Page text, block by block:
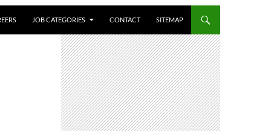
JOB CATEGORIES CONTACT SITEMAP